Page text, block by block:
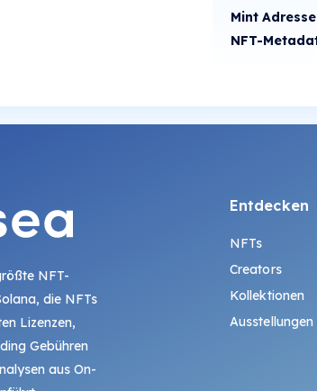
Mint
NFT-
NFT-
die NFTs
Lizenzen,
Gebühren
aus On-
Entdecken
NFTs
Creators
Kollektionen
Ausstellungen